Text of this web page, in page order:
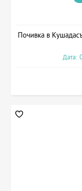
Почивка в
Дата: